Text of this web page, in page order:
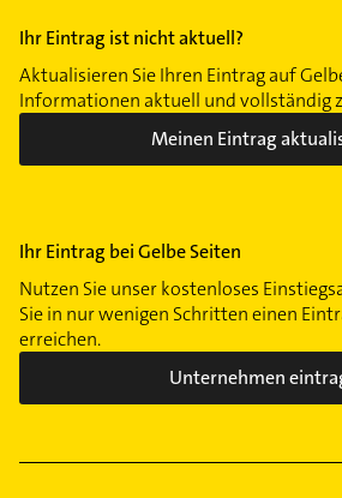
Ihr Eintrag ist nicht aktuell?
Aktualisieren Sie Ihren Eintrag auf
Informationen aktuell und vollständig
Meinen Eintrag
Ihr Eintrag bei Gelbe Seiten
Nutzen Sie unser kostenloses
Sie in nur wenigen Schritten einen
erreichen.
Unternehmen